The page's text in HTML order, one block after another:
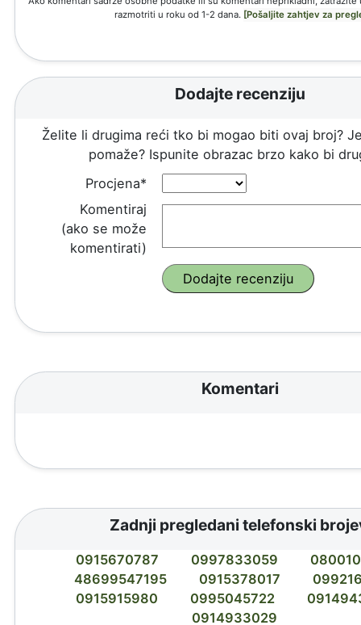
razmotriti u roku od 1-2 dana. [Pošaljite zahtjev za
Dodajte recenziju
Želite li drugima reći tko bi mogao biti ovaj broj?
pomaže? Ispunite obrazac brzo kako bi
Procjena*
Komentiraj
(ako se može
komentirati)
Komentari
Zadnji pregledani telefonski
0915670787 0997833059
48699547195
0915378017
0915915980
0995045722
0914933029